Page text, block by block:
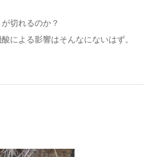
切れるのか？
による影響はそんなにないはず。